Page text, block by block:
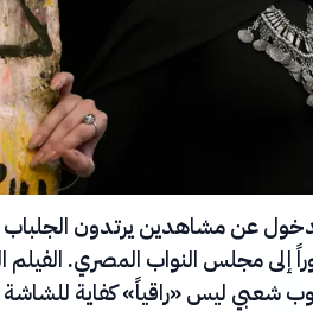
عن مشاهدين يرتدون الجلباب
إلى مجلس النواب المصري. الفيلم
شعبي ليس «راقياً» كفاية للشاشة